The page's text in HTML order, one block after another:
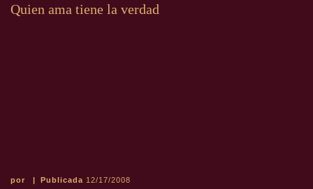
Quien ama tiene la verdad
por | Publicada 12/17/2008